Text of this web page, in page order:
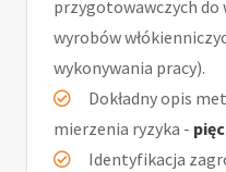
przygotowawczych do
wyrobów
wykonywania pracy).
Dokładny opis
mierzenia ryzyka -
Identyfikacja